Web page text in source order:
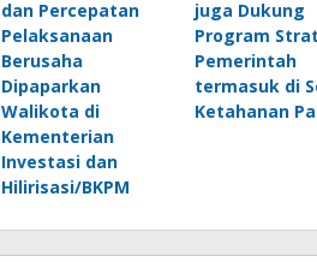
dan Percepatan
Pelaksanaan
Berusaha
Dipaparkan
Walikota di
Kementerian
Investasi dan
Hilirisasi/BKPM
juga Dukung
Program
Pemerintah
termasuk di
Ketahanan